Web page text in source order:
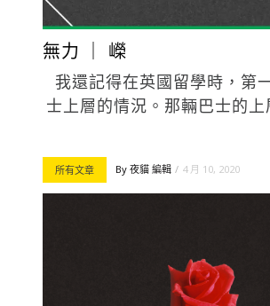
無力 ｜ 嶸
我還記得在英國留學時，第
士上層的情況。那輛巴士的
所有文章 By 夜貓 編輯 4 月 10, 2020